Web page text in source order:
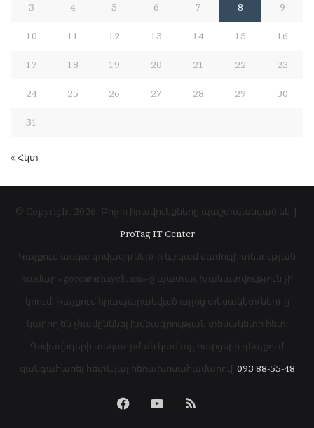
3 4 5 6 7 8 9
10 11 12 13 14 15 16
17 18 19 20 21 22 23
24 25 26 27 28 29 30
31
« Հկտ
© Copyright 2026, Բոլոր իրավունքները պաշտպանված են |
ProTag IT Center
Կայքում առկա գովազդ(ներ)-ի և/կամ մամուլի տեսության
համար «gorcararhayeli.am»-ը պատասխանատվություն չի
կրում: Կայքում հրապարակված այլոց տեսակետ(ներ)-ը
կարող են չհամընկնել խմբագրության տեսակետի հետ:
Գովազնդերի տեղադրման կամ այլ հարցերի դեպքում
զանգահարել հետևյալ հեռախոսահամարով՝ 093 88-55-48
FacebookYouTube